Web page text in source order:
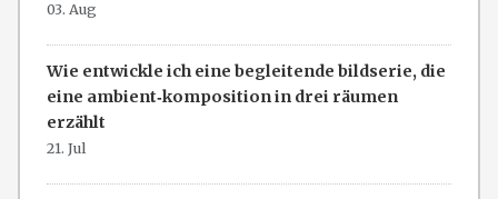
03. Aug
Wie entwickle ich eine begleitende bildserie, die
eine ambient‑komposition in drei räumen
erzählt
21. Jul